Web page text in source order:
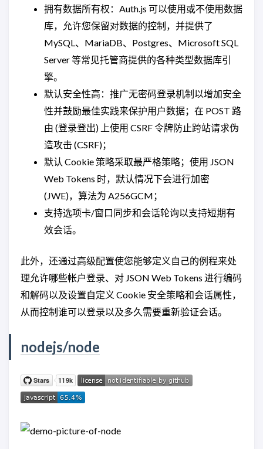
拥有数据所有权：Auth.js 可以使用或不使用数据
库，允许您保留对数据的控制，并提供了
MySQL、MariaDB、Postgres、Microsoft SQL
Server 等常见托管商提供的各种类型数据库引
擎。
默认安全性高：推广无密码登录机制以增加安全
性并鼓励最佳实践来保护用户数据；在 POST 路
由 (登录登出) 上使用 CSRF 令牌防止跨站请求伪
造攻击 (CSRF)；
默认 Cookie 策略采取最严格策略；使用 JSON
Web Tokens 时，默认情况下会进行加密
(JWE)，算法为 A256GCM；
支持选项卡/窗口同步和会话轮询以支持短期有
效会话。
此外，还通过高级配置使您能够定义自己的例程来处
理允许哪些帐户登录、对 JSON Web Tokens 进行编码
和解码以及设置自定义 Cookie 安全策略和会话属性，
从而控制谁可以登录以及多久需要重新验证会话。
nodejs/node